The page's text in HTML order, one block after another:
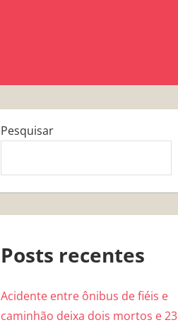
Pesquisar
Posts recentes
Acidente entre ônibus de fiéis e
caminhão deixa dois mortos e 23